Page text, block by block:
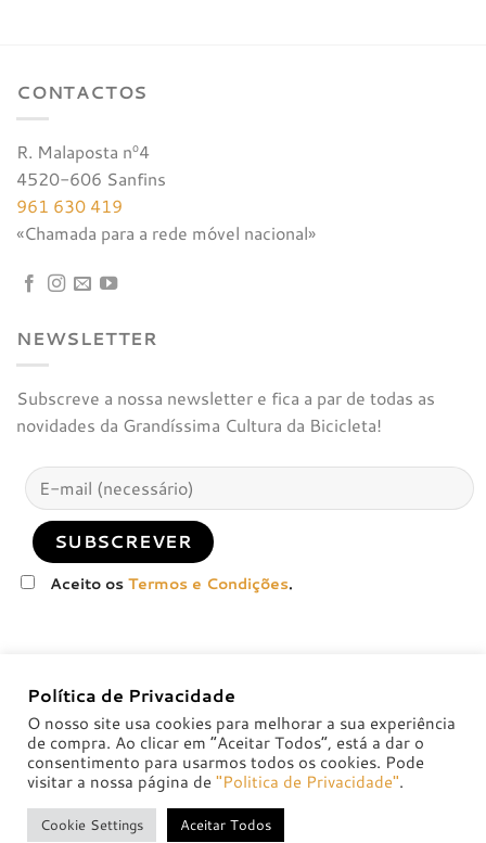
CONTACTOS
R. Malaposta nº4
4520-606 Sanfins
961 630 419
«Chamada para a rede móvel nacional»
NEWSLETTER
Subscreve a nossa newsletter e fica a par de todas as
novidades da Grandíssima Cultura da Bicicleta!
Aceito osTermos e Condições.
POLÍTICAS DE TROCA E DEVOLUÇÃO
Política de Privacidade
O nosso site usa cookies para melhorar a sua experiência
de compra. Ao clicar em “Aceitar Todos”, está a dar o
consentimento para usarmos todos os cookies. Pode
visitar a nossa página de"Politica de Privacidade".
Cookie Settings Aceitar Todos